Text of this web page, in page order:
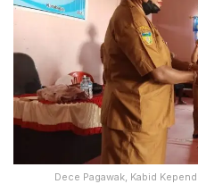
Dece Pagawak, Kabid